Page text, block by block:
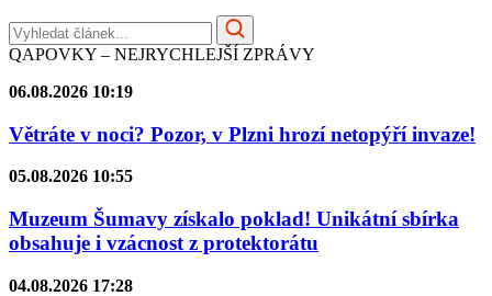
QAPOVKY – NEJRYCHLEJŠÍ ZPRÁVY
06.08.2026 10:19
Větráte v noci? Pozor, v Plzni hrozí netopýří invaze!
05.08.2026 10:55
Muzeum Šumavy získalo poklad! Unikátní sbírka
obsahuje i vzácnost z protektorátu
04.08.2026 17:28